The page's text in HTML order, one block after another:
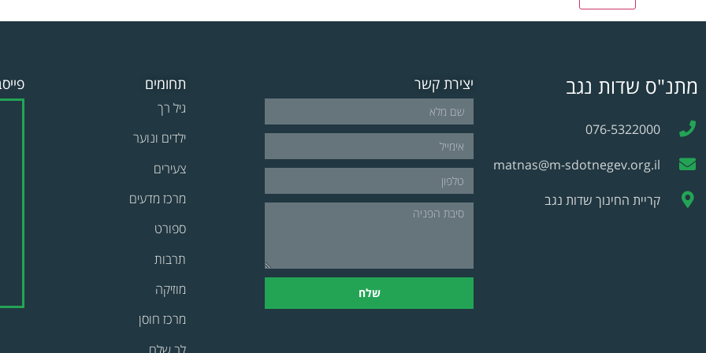
מתנ"ס שדות נגב
076-5322000
matnas@m-sdotnegev.org.il
קריית החינוך שדות נגב
יצירת קשר
שלח
תחומים
גיל רך
ילדים ונוער
צעירים
מרכז מדעים
ספורט
תרבות
מוזיקה
מרכז חוסן